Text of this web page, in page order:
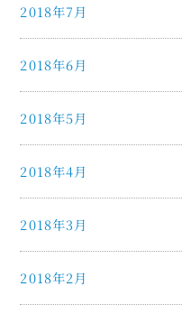
2018年7月
2018年6月
2018年5月
2018年4月
2018年3月
2018年2月